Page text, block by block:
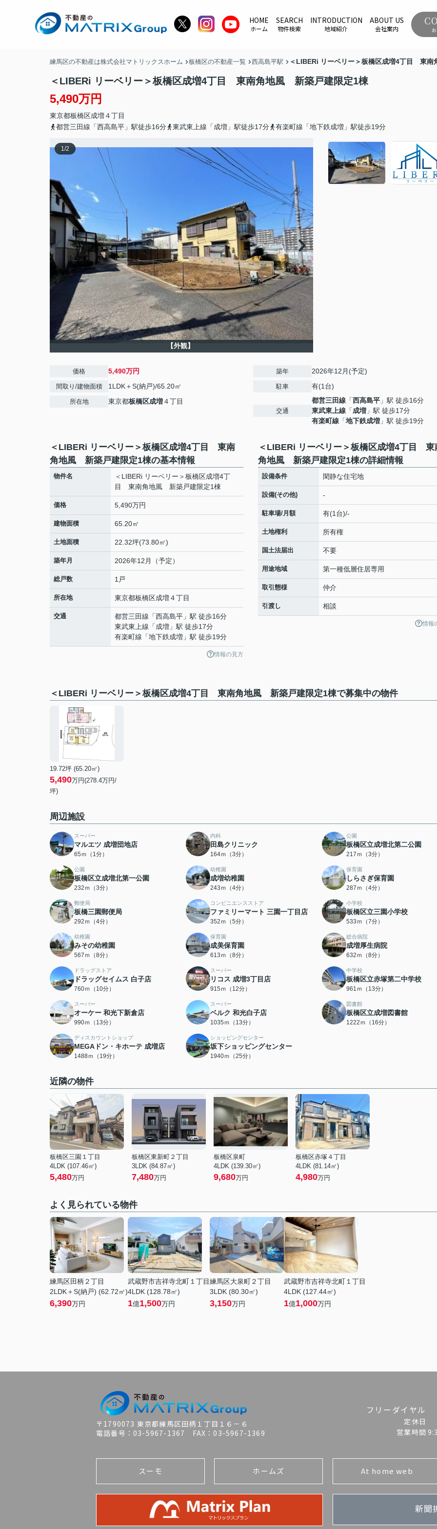
HOME
ホーム
SEARCH
物件検索
INTRODUCTION
地域紹介
ABOUT US
会社案内
練馬区の不動産は株式会社マトリックスホーム 板橋区の不動産一覧 西高島平駅 ＜LIBERi リーベリー＞板橋区成増4丁目 東
＜LIBERi リーベリー＞板橋区成増4丁目 東南角地風 新築戸建限定1棟
5,490万円
東京都板橋区成増４丁目
都営三田線「西高島平」駅徒歩16分
東武東上線「成増」駅徒歩17分 有楽町線「地下鉄成増」駅徒歩19分
1/2
【外観】
価格 5,490万円
間取り/建物面積 1LDK＋S(納戸)/65.20㎡
所在地 東京都板橋区成増４丁目
築年 2026年12月(予定)
駐車 有(1台)
交通
都営三田線 「西高島平 」駅 徒歩16分
東武東上線 「成増 」駅 徒歩17分
有楽町線 「地下鉄成増 」駅 徒歩19分
＜LIBERi リーベリー＞板橋区成増4丁目 東南
角地風 新築戸建限定1棟の基本情報
物件名
＜LIBERi リーベリー＞板橋区成増4丁
目 東南角地風 新築戸建限定1棟
価格 5,490万円
建物面積 65.20㎡
土地面積 22.32坪(73.80㎡)
築年月 2026年12月（予定）
総戸数 1戸
所在地 東京都板橋区成増４丁目
交通 都営三田線 「西高島平 」駅 徒歩16分
東武東上線 「成増 」駅 徒歩17分
有楽町線 「地下鉄成増 」駅 徒歩19分
情報の見方
＜LIBERi リーベリー＞板橋区成増4丁目 東
角地風 新築戸建限定1棟の詳細情報
設備条件 閑静な住宅地
設備(その他) -
駐車場/月額 有(1台)/-
土地権利 所有権
国土法届出 不要
用途地域 第一種低層住居専用
取引態様 仲介
引渡し 相談
情報
＜LIBERi リーベリー＞板橋区成増4丁目 東南角地風 新築戸建限定1棟で募集中の物件
19.72坪 (65.20㎡)
5,490万円(278.4万円/
坪)
周辺施設
スーパー
マルエツ 成増団地店
65ｍ（1分）
内科
田島クリニック
164ｍ（3分）
公園
板橋区立成増北第二公園
217ｍ（3分）
公園
板橋区立成増北第一公園
232ｍ（3分）
幼稚園
成増幼稚園
243ｍ（4分）
保育園
しらさぎ保育園
287ｍ（4分）
郵便局
板橋三園郵便局
292ｍ（4分）
コンビニエンスストア
ファミリーマート 三園一丁目店
352ｍ（5分）
小学校
板橋区立三園小学校
533ｍ（7分）
幼稚園
みその幼稚園
567ｍ（8分）
保育園
成美保育園
613ｍ（8分）
総合病院
成増厚生病院
632ｍ（8分）
ドラッグストア
ドラッグセイムス 白子店
760ｍ（10分）
スーパー
リコス 成増3丁目店
915ｍ（12分）
中学校
板橋区立赤塚第二中学校
961ｍ（13分）
スーパー
オーケー 和光下新倉店
990ｍ（13分）
スーパー
ベルク 和光白子店
1035ｍ（13分）
図書館
板橋区立成増図書館
1222ｍ（16分）
ディスカウントショップ
MEGAドン・キホーテ 成増店
1488ｍ（19分）
ショッピングセンター
坂下ショッピングセンター
1940ｍ（25分）
近隣の物件
板橋区三園１丁目
4LDK (107.46㎡)
5,480万円
板橋区東新町２丁目
3LDK (84.87㎡)
7,480万円
板橋区泉町
4LDK (139.30㎡)
9,680万円
板橋区赤塚４丁目
4LDK (81.14㎡)
4,980万円
よく見られている物件
練馬区田柄２丁目
2LDK＋S(納戸) (62.72㎡)
6,390万円
武蔵野市吉祥寺北町１丁目
4LDK (128.78㎡)
1億1,500万円
練馬区大泉町２丁目
3LDK (80.30㎡)
3,150万円
武蔵野市吉祥寺北町１丁目
4LDK (127.44㎡)
1億1,000万円
〒1790073 東京都練馬区田柄１丁目１６－６
電話番号：03-5967-1367 FAX：03-5967-1369
フリーダイヤル
定休日
営業時間
スーモ ホームズ At home web
新聞